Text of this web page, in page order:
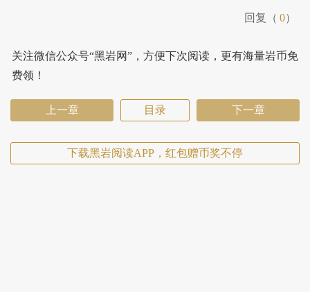
回复（ 0）
关注微信公众号“黑岩网”，方便下次阅读，更有海量岩币免
费领！
上一章 目录 下一章
下载黑岩阅读APP，红包赠币奖不停